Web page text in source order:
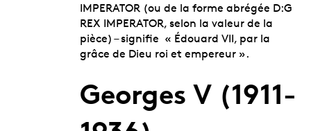
IMPERATOR (ou de la forme abrégée D:G
REX IMPERATOR, selon la valeur de la
pièce) – signifie « Édouard VII, par la
grâce de Dieu roi et empereur ».
Georges V (1911-